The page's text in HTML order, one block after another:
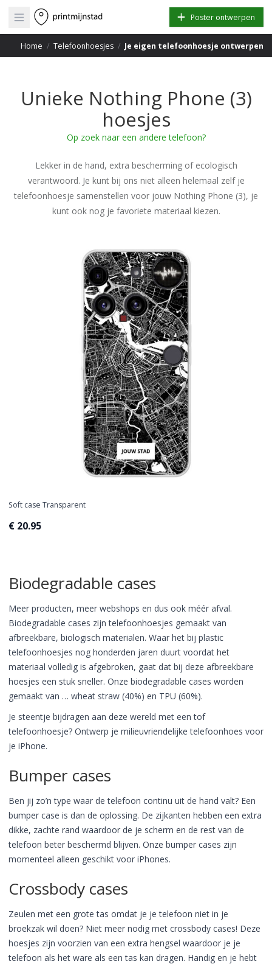
Open main menu Poster ontwerpen
Home / Telefoonhoesjes / Je eigen telefoonhoesje ontwerpen
Unieke Nothing Phone (3)
hoesjes
Op zoek naar een andere telefoon?
Lekker in de hand, extra bescherming of ecologisch
verantwoord. Je kunt bij ons niet alleen helemaal zelf je
telefoonhoesje samenstellen voor jouw Nothing Phone (3), je
kunt ook nog je favoriete materiaal kiezen.
Soft case Transparent
€ 20.95
Biodegradable cases
Meer producten, meer webshops en dus ook méér afval.
Biodegradable cases zijn telefoonhoesjes gemaakt van
afbreekbare, biologisch materialen. Waar het bij plastic
telefoonhoesjes nog honderden jaren duurt voordat het
materiaal volledig is afgebroken, gaat dat bij deze afbreekbare
hoesjes een stuk sneller. Onze biodegradable cases worden
gemaakt van … wheat straw (40%) en TPU (60%).
Je steentje bijdragen aan deze wereld met een tof
telefoonhoesje? Ontwerp je milieuvriendelijke telefoonhoes voor
je iPhone.
Bumper cases
Ben jij zo’n type waar de telefoon continu uit de hand valt? Een
bumper case is dan de oplossing. De zijkanten hebben een extra
dikke, zachte rand waardoor de je scherm en de rest van de
telefoon beter beschermd blijven. Onze bumper cases zijn
momenteel alleen geschikt voor iPhones.
Crossbody cases
Zeulen met een grote tas omdat je je telefoon niet in je
broekzak wil doen? Niet meer nodig met crossbody cases! Deze
hoesjes zijn voorzien van een extra hengsel waardoor je je
telefoon als het ware als een tas kan dragen. Handig en je hebt